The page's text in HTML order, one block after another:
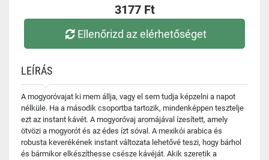
3177 Ft
Ellenőrizd az elérhetőséget
LEÍRÁS
A mogyoróvajat ki mem állja, vagy el sem tudja képzelni a napot
nélküle. Ha a második csoportba tartozik, mindenképpen tesztelje
ezt az instant kávét. A mogyoróvaj aromájával ízesített, amely
ötvözi a mogyorót és az édes ízt sóval. A mexikói arabica és
robusta keverékének instant változata lehetővé teszi, hogy bárhol
és bármikor elkészíthesse csésze kávéját. Akik szeretik a